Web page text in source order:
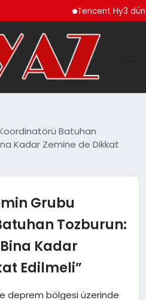
Tencent Hy3 dünya
Batuhan
Kadar Zemine de Dikkat
Grubu
Tozburun:
Kadar
Edilmeli”
deprem bölgesi üzerinde